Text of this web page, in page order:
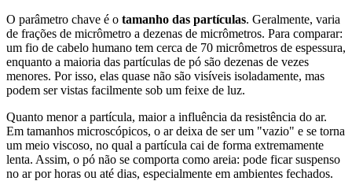
O parâmetro chave é o tamanho das partículas. Geralmente, varia
de frações de micrômetro a dezenas de micrômetros. Para comparar:
um fio de cabelo humano tem cerca de 70 micrômetros de espessura,
enquanto a maioria das partículas de pó são dezenas de vezes
menores. Por isso, elas quase não são visíveis isoladamente, mas
podem ser vistas facilmente sob um feixe de luz.
Quanto menor a partícula, maior a influência da resistência do ar.
Em tamanhos microscópicos, o ar deixa de ser um "vazio" e se torna
um meio viscoso, no qual a partícula cai de forma extremamente
lenta. Assim, o pó não se comporta como areia: pode ficar suspenso
no ar por horas ou até dias, especialmente em ambientes fechados.